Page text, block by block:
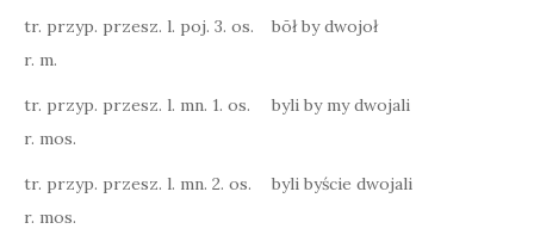
tr. przyp. przesz. l. poj. 3. os.
r. m.
bōł by dwojoł
tr. przyp. przesz. l. mn. 1. os.
r. mos.
byli by my dwojali
tr. przyp. przesz. l. mn. 2. os.
r. mos.
byli byście dwojali